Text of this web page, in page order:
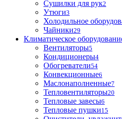
Сушилки для рук2
Утюги3
Холодильное
Чайники29
Климатическое
Вентиляторы5
Кондиционеры4
Обогреватели54
Конвекционные6
Маслонаполненные7
Тепловентиляторы20
Тепловые завесы6
Тепловые пушки15